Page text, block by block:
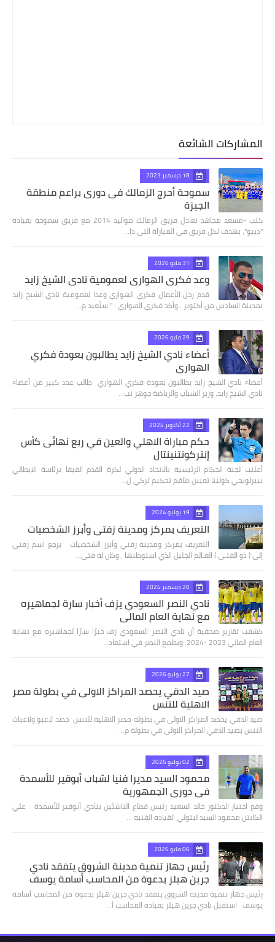
المشاركات الشائعة
18 ديسمبر 2023
سموحة أحرج الزمالك فى دورى براعم منطقة
الجيزة
كتب -مسعد مجاهد تعادل فريق الزمالك مواليد 2014 مع فريق سموحة بقيادة
"ديبو"، بهدف لكل فريق فى المباراة التى دا…
31 مايو 2026
وعد فكري الهواري لعمومية نادي الشيخ زايد
قدم رجل الأعمال فكري الهواري وعدا لعمومية نادي الشيخ زايد
بمدينة السادس من أكتوبر . وأكد فكري الهواري : " سنُعيد م…
29 مايو 2026
أعضاء نادي الشيخ زايد يطالبون بعودة فكري
الهواري
أعضاء نادي الشيخ زايد يطالبون بعودة فكري الهواري طالب عدد كبير من أعضاء
نادي الشيخ زايد، وزير الشباب والرياضة جوهر نب…
22 أكتوبر 2024
حكم مباراة الاهلي والعين في ربع نهائى كأس
إنتركونتنينتال
أعلنت لجنة الحكام الرئيسية بالاتحاد الدولي لكرة القدم الفيفا برئاسة الايطالي
بييرلويجي كولينا تعيين طاقم تحكيم تركي ل…
19 يوليو 2024
التعريف بمركز ومدينة زفتي وأبرز الشخصيات
التعريف بمركز ومدينة زفتي وأبرز الشخصيات يرجع اسم زفتى
إلى ( ذو الفتـى ) العـالم الجليل الذي استوطنها ، وكان له فتى…
20 ديسمبر 2024
نادي النصر السعودي يزف أخبار سارة لجماهيره
مع نهاية العام المالي
كشفت تقارير صحفية أن نادي النصر السعودي زف خبرًا سارًا لجماهيره مع نهاية
العام المالي 2023 -2024. ويطمع النصر في استعاد…
27 يوليو 2026
صيد الدقي يحصد المراكز الاولى في بطولة مصر
الاهلية للتنس
صيد الدقي يحصد المراكز الاولى في بطولة مصر الاهلية للتنس حصد لاعبو ولاعبات
التنس بصيد الدقي المراكز الاولى في بطولة م…
02 يوليو 2026
محمود السيد مديرا فنيا لشباب أبوقير للأسمدة
في دوري الجمهورية
وقع اختيار الدكتور خالد السعيد رئيس قطاع الناشئين بنادي أبوقير للأسمدة علي
الكابتن محمود السيد ليتولي القياده الفنيه …
06 مايو 2026
رئيس جهاز تنمية مدينة الشروق يتفقد نادي
جرين هيلز بدعوة من المحاسب أسامة يوسف
رئيس جهاز تنمية مدينة الشروق يتفقد نادي جرين هيلز بدعوة من المحاسب أسامة
يوسف استقبل نادي جرين هيلز بقيادة المحاسب أ…